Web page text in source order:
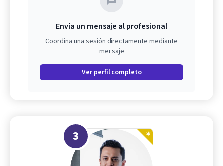
Envía un mensaje al profesional
Coordina una sesión directamente mediante
mensaje
Ver perfil completo
3